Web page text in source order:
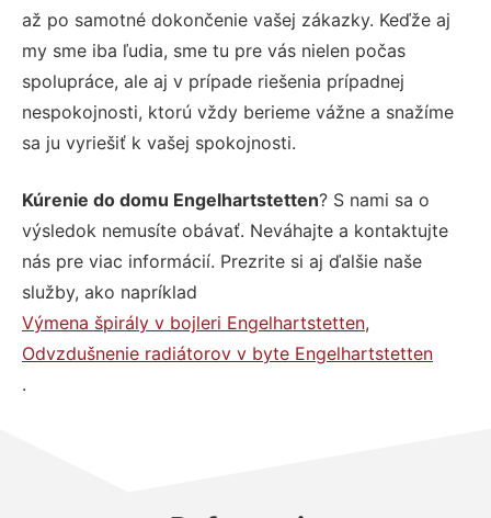
až po samotné dokončenie vašej zákazky. Keďže aj
my sme iba ľudia, sme tu pre vás nielen počas
spolupráce, ale aj v prípade riešenia prípadnej
nespokojnosti, ktorú vždy berieme vážne a snažíme
sa ju vyriešiť k vašej spokojnosti.
Kúrenie do domu Engelhartstetten? S nami sa o
výsledok nemusíte obávať. Neváhajte a kontaktujte
nás pre viac informácií. Prezrite si aj ďalšie naše
služby, ako napríklad
Výmena špirály v bojleri Engelhartstetten,
Odvzdušnenie radiátorov v byte Engelhartstetten
.